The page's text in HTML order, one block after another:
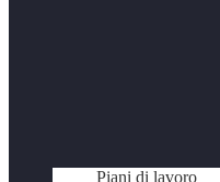
Piani di lavoro